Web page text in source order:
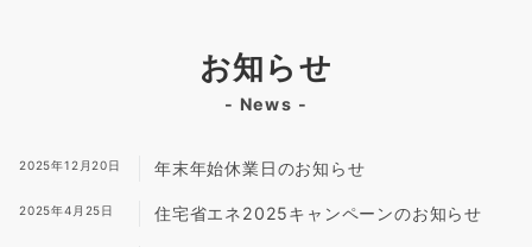
お知らせ
- News -
2025年12月20日 年末年始休業日のお知らせ
2025年4月25日 住宅省エネ2025キャンペーンのお知らせ